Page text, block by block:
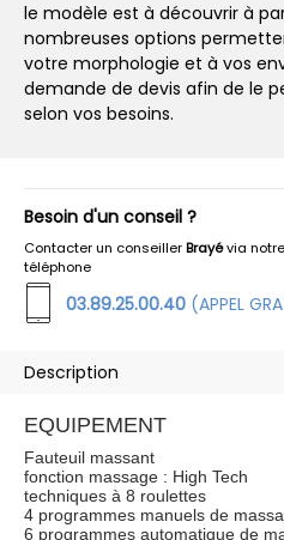
le modèle est à découvrir à
nombreuses options
votre morphologie et à vos
demande de devis afin de le
selon vos besoins.
Besoin d'un conseil ?
Contacter un conseillerBrayévia notre
téléphone
03.89.25.00.40 (APPEL
Description
EQUIPEMENT
Fauteuil massant
fonction massage : High Tech
techniques à 8 roulettes
4 programmes manuels de
6 programmes automatique de